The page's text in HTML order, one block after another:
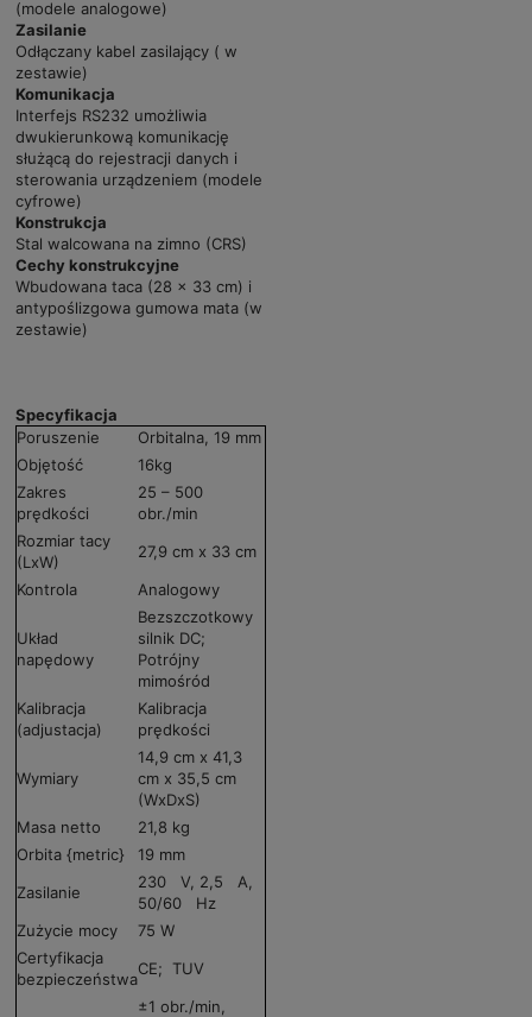
(modele analogowe)
Zasilanie
Odłączany kabel zasilający ( w
zestawie)
Komunikacja
Interfejs RS232 umożliwia
dwukierunkową komunikację
służącą do rejestracji danych i
sterowania urządzeniem (modele
cyfrowe)
Konstrukcja
Stal walcowana na zimno (CRS)
Cechy konstrukcyjne
Wbudowana taca (28 x 33 cm) i
antypoślizgowa gumowa mata (w
zestawie)
Specyfikacja
Poruszenie
Orbitalna, 19 mm
Objętość
16kg
Zakres
prędkości
25 – 500
obr./min
Rozmiar tacy
(LxW)
27,9 cm x 33 cm
Kontrola
Analogowy
Układ
napędowy
Bezszczotkowy
silnik DC;
Potrójny
mimośród
Kalibracja
(adjustacja)
Kalibracja
prędkości
Wymiary
14,9 cm x 41,3
cm x 35,5 cm
(WxDxS)
Masa netto
21,8 kg
Orbita {metric}
19 mm
Zasilanie
230 V, 2,5 A,
50/60 Hz
Zużycie mocy
75 W
Certyfikacja
bezpieczeństwa
CE; TUV
±1 obr./min,